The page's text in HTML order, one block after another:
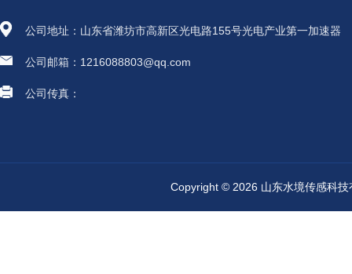
公司地址：山东省潍坊市高新区光电路155号光电产业第一加速器
公司邮箱：1216088803@qq.com
公司传真：
Copyright © 2026 山东水境传感科